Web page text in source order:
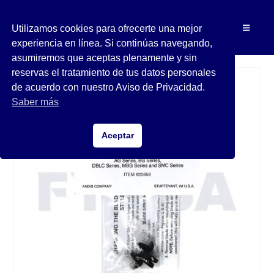
Utilizamos cookies para ofrecerte una mejor
experiencia en línea. Si continúas navegando,
asumiremos que aceptas plenamente y sin
reservas el tratamiento de tus datos personales
de acuerdo con nuestro Aviso de Privacidad.
Saber más
Aceptar